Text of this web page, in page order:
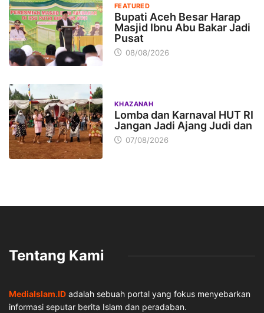
FEATURED
Bupati Aceh Besar Harap
Masjid Ibnu Abu Bakar Jadi
Pusat
08/08/2026
KHAZANAH
Lomba dan Karnaval HUT RI
Jangan Jadi Ajang Judi dan
07/08/2026
Tentang Kami
MediaIslam.ID adalah sebuah portal yang fokus menyebarkan
informasi seputar berita Islam dan peradaban.